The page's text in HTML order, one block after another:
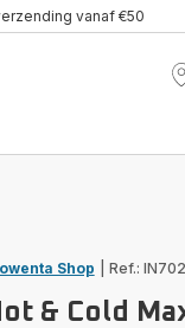
vanaf €50
Shop Ref.:
& Cold